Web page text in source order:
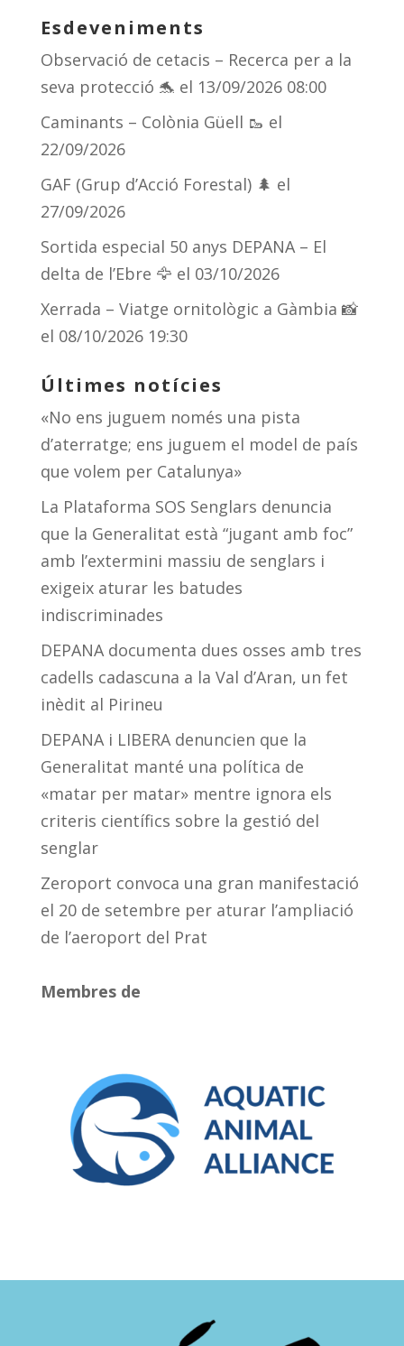
e
sk
y
re
a
d
s
e
gr
a
m
p
ar
te
ix
Esdeveniments
Observació de cetacis – Recerca per a la
seva protecció 🐬 el 13/09/2026 08:00
Caminants – Colònia Güell 🥾 el
22/09/2026
GAF (Grup d’Acció Forestal) 🌲 el
27/09/2026
Sortida especial 50 anys DEPANA – El
delta de l’Ebre 🦅 el 03/10/2026
Xerrada – Viatge ornitològic a Gàmbia 📸
el 08/10/2026 19:30
Últimes notícies
«No ens juguem només una pista
d’aterratge; ens juguem el model de país
que volem per Catalunya»
La Plataforma SOS Senglars denuncia
que la Generalitat està “jugant amb foc”
amb l’extermini massiu de senglars i
exigeix aturar les batudes
indiscriminades
DEPANA documenta dues osses amb tres
cadells cadascuna a la Val d’Aran, un fet
inèdit al Pirineu
DEPANA i LIBERA denuncien que la
Generalitat manté una política de
«matar per matar» mentre ignora els
criteris científics sobre la gestió del
senglar
Zeroport convoca una gran manifestació
el 20 de setembre per aturar l’ampliació
de l’aeroport del Prat
Membres de